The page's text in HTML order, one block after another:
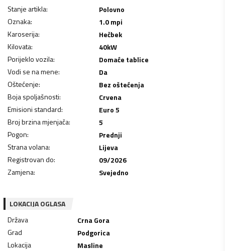
Stanje artikla:
Polovno
Oznaka:
1.0 mpi
Karoserija:
Hečbek
Kilovata: 40kW
Porijeklo vozila:
Domaće tablice
Vodi se na mene:
Da
Oštećenje:
Bez oštećenja
Boja spoljašnosti:
Crvena
Emisioni standard:
Euro 5
Broj brzina mjenjača:
5
Pogon:
Prednji
Strana volana:
Lijeva
Registrovan do:
09/2026
Zamjena: Svejedno
LOKACIJA OGLASA
Država
Crna Gora
Grad
Podgorica
Lokacija
Masline